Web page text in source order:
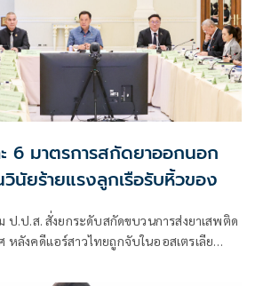
6 มาตรการสกัดยาออกนอก
นัยร้ายแรงลูกเรือรับหิ้วของ
ป.ป.ส. สั่งยกระดับสกัดขบวนการส่งยาเสพติด
หลังคดีแอร์สาวไทยถูกจับในออสเตรเลีย